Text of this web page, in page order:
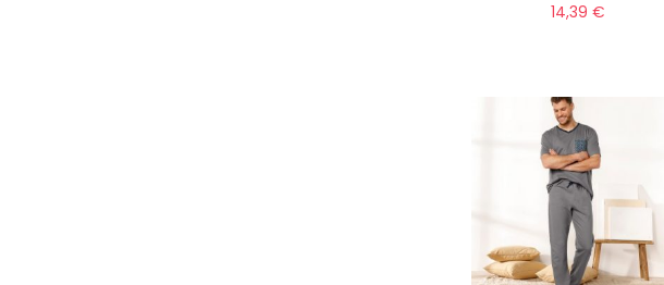
14,39 €